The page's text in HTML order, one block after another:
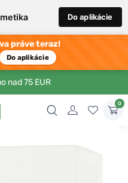
Do aplikácie
práve teraz!
Do aplikácie
nad 75 EUR
0